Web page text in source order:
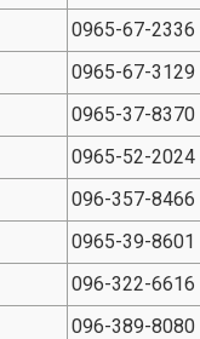
0965-67-2336
0965-67-3129
0965-37-8370
0965-52-2024
096-357-8466
0965-39-8601
096-322-6616
096-389-8080